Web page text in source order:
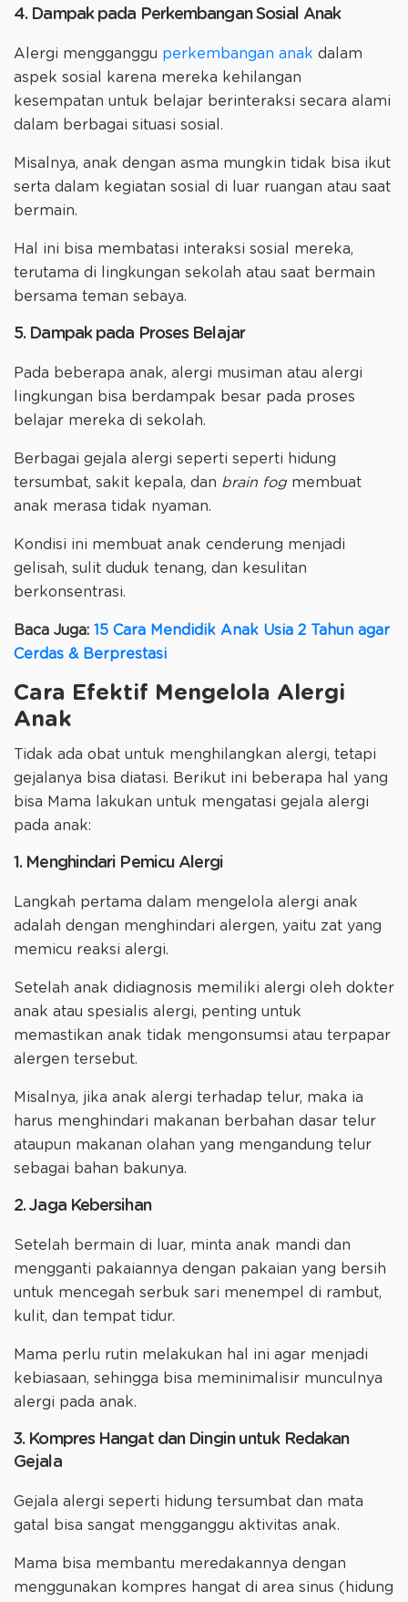
4. Dampak pada Perkembangan Sosial Anak
Alergi mengganggu perkembangan anak dalam
aspek sosial karena mereka kehilangan
kesempatan untuk belajar berinteraksi secara alami
dalam berbagai situasi sosial.
Misalnya, anak dengan asma mungkin tidak bisa ikut
serta dalam kegiatan sosial di luar ruangan atau saat
bermain.
Hal ini bisa membatasi interaksi sosial mereka,
terutama di lingkungan sekolah atau saat bermain
bersama teman sebaya.
5. Dampak pada Proses Belajar
Pada beberapa anak, alergi musiman atau alergi
lingkungan bisa berdampak besar pada proses
belajar mereka di sekolah.
Berbagai gejala alergi seperti seperti hidung
tersumbat, sakit kepala, dan brain fog membuat
anak merasa tidak nyaman.
Kondisi ini membuat anak cenderung menjadi
gelisah, sulit duduk tenang, dan kesulitan
berkonsentrasi.
Baca Juga: 15 Cara Mendidik Anak Usia 2 Tahun agar
Cerdas & Berprestasi
Cara Efektif Mengelola Alergi
Anak
Tidak ada obat untuk menghilangkan alergi, tetapi
gejalanya bisa diatasi. Berikut ini beberapa hal yang
bisa Mama lakukan untuk mengatasi gejala alergi
pada anak:
1. Menghindari Pemicu Alergi
Langkah pertama dalam mengelola alergi anak
adalah dengan menghindari alergen, yaitu zat yang
memicu reaksi alergi.
Setelah anak didiagnosis memiliki alergi oleh dokter
anak atau spesialis alergi, penting untuk
memastikan anak tidak mengonsumsi atau terpapar
alergen tersebut.
Misalnya, jika anak alergi terhadap telur, maka ia
harus menghindari makanan berbahan dasar telur
ataupun makanan olahan yang mengandung telur
sebagai bahan bakunya.
2. Jaga Kebersihan
Setelah bermain di luar, minta anak mandi dan
mengganti pakaiannya dengan pakaian yang bersih
untuk mencegah serbuk sari menempel di rambut,
kulit, dan tempat tidur.
Mama perlu rutin melakukan hal ini agar menjadi
kebiasaan, sehingga bisa meminimalisir munculnya
alergi pada anak.
3. Kompres Hangat dan Dingin untuk Redakan
Gejala
Gejala alergi seperti hidung tersumbat dan mata
gatal bisa sangat mengganggu aktivitas anak.
Mama bisa membantu meredakannya dengan
menggunakan kompres hangat di area sinus (hidung